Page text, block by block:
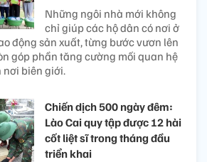
Những ngôi nhà mới không
chỉ giúp các hộ dân có nơi ở
động sản xuất, từng bước vươn lên
góp phần tăng cường mối quan hệ
nơi biên giới.
Chiến dịch 500 ngày đêm:
Lào Cai quy tập được 12 hài
cốt liệt sĩ trong tháng đầu
triển khai